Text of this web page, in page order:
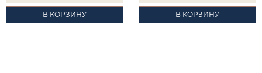
В КОРЗИНУ В КОРЗИНУ